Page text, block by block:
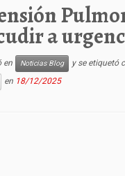
a
en Noticias Blog y se etiquetó
en 18/12/2025